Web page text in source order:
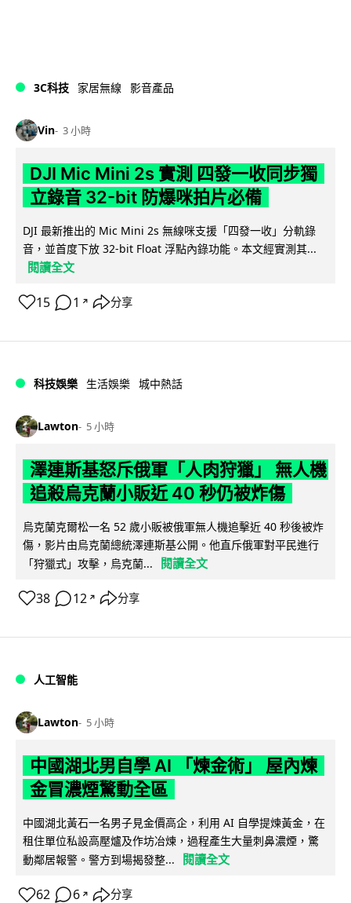
3C科技 家居無線 影音產品
Vin 3 小時
DJI Mic Mini 2s 實測 四發一收同步獨
立錄音 32-bit 防爆咪拍片必備
DJI 最新推出的 Mic Mini 2s 無線咪支援「四發一收」分軌錄
音，並首度下放 32-bit Float 浮點內錄功能。本文經實測其...
閱讀全文
15 1 ↗ 分享
科技娛樂 生活娛樂 城中熱話
Lawton 5 小時
澤連斯基怒斥俄軍「人肉狩獵」 無人機
追殺烏克蘭小販近 40 秒仍被炸傷
烏克蘭克爾松一名 52 歲小販被俄軍無人機追擊近 40 秒後被炸
傷，影片由烏克蘭總統澤連斯基公開。他直斥俄軍對平民進行
「狩獵式」攻擊，烏克蘭...
閱讀全文
38 12 ↗ 分享
人工智能
Lawton 5 小時
中國湖北男自學 AI 「煉金術」 屋內煉
金冒濃煙驚動全區
中國湖北黃石一名男子見金價高企，利用 AI 自學提煉黃金，在
租住單位私設高壓爐及作坊冶煉，過程產生大量刺鼻濃煙，驚
動鄰居報警。警方到場揭發整...
閱讀全文
62 6 ↗ 分享